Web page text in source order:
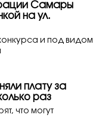
Самары
на ул.
и под видом
плату за
раз
что могут